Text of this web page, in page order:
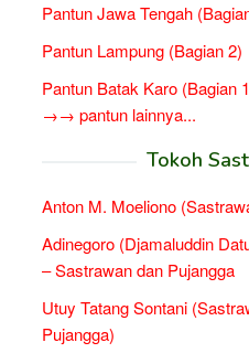
Pantun Jawa Tengah
Pantun Lampung (Bagian 2)
Pantun Batak Karo (Bagian
→→ pantun lainnya...
Tokoh
Anton M. Moeliono
Adinegoro (Djamaluddin
– Sastrawan dan Pujangga
Utuy Tatang Sontani
Pujangga)